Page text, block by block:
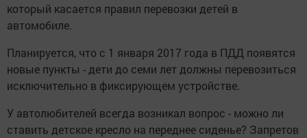
который касается правил перевозки детей в
автомобиле.
Планируется, что с 1 января 2017 года в ПДД появятся
новые пункты - дети до семи лет должны перевозиться
исключительно в фиксирующем устройстве.
У автолюбителей всегда возникал вопрос - можно ли
ставить детское кресло на переднее сиденье? Запретов